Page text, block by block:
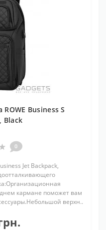
Business S
Black
0
Jet Backpack,
кармане поможет вам
верхн..